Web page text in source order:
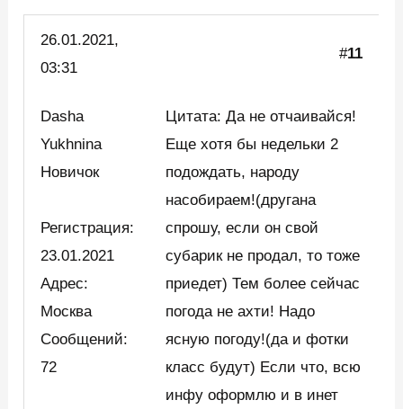
26.01.2021,
03:31
#11
Dasha
Yukhnina
Новичок
Регистрация:
23.01.2021
Адрес:
Москва
Сообщений:
72
Цитата: Да не отчаивайся!
Еще хотя бы недельки 2
подождать, народу
насобираем!(другана
спрошу, если он свой
субарик не продал, то тоже
приедет) Тем более сейчас
погода не ахти! Надо
ясную погоду!(да и фотки
класс будут) Если что, всю
инфу оформлю и в инет